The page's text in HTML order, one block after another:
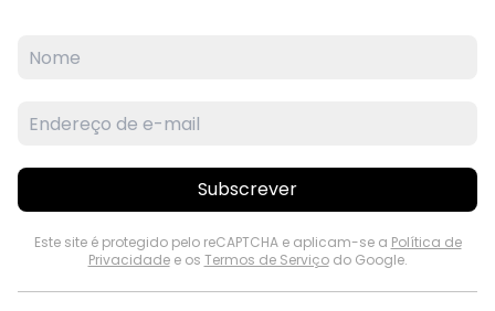
Subscrever
Este site é protegido pelo reCAPTCHA e aplicam-se a Política de
Privacidadee os Termos de Serviçodo Google.